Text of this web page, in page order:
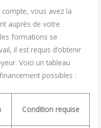
vous avez la
auprès de votre
formations se
il est requis d’obtenir
Voici un tableau
possibles :
Condition requise